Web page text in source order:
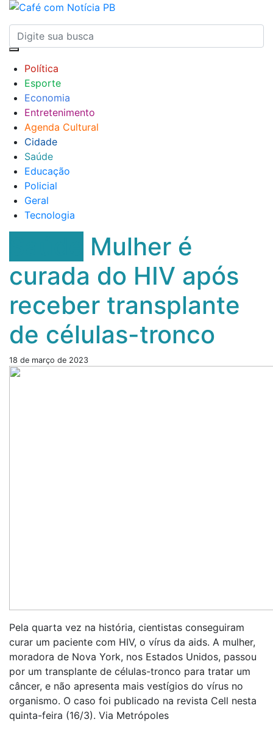
Política
Esporte
Economia
Entretenimento
Agenda Cultural
Cidade
Saúde
Educação
Policial
Geral
Tecnologia
Mulher é
curada do HIV após
receber transplante
de células-tronco
18 de março de 2023
Pela quarta vez na história, cientistas conseguiram
curar um paciente com HIV, o vírus da aids. A mulher,
moradora de Nova York, nos Estados Unidos, passou
por um transplante de células-tronco para tratar um
câncer, e não apresenta mais vestígios do vírus no
organismo. O caso foi publicado na revista Cell nesta
quinta-feira (16/3). Via Metrópoles